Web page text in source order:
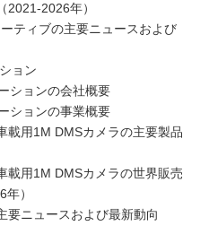
2021-2026年）
ティブの主要ニュースおよび
ョン
ションの会社概要
ションの事業概要
用1M DMSカメラの主要製品
用1M DMSカメラの世界販売
）
ニュースおよび最新動向